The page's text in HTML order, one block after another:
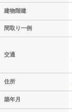
建物階建
間取り一例
交通
住所
築年月